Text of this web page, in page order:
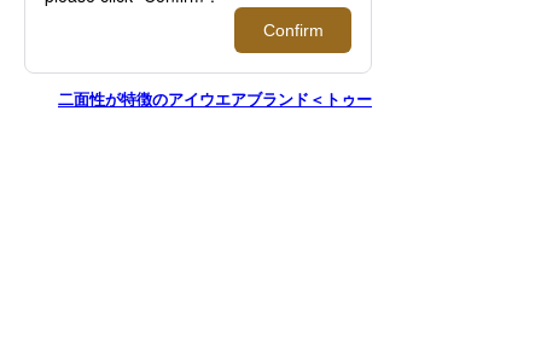
二面性が特徴のアイウエアブランド＜トゥー